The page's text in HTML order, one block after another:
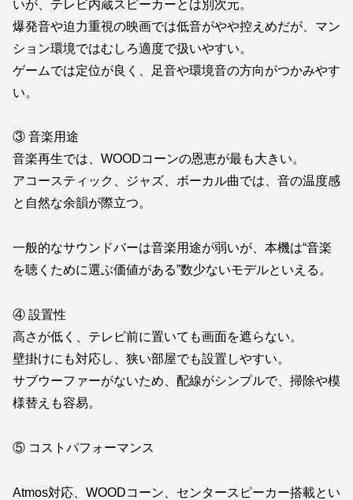
いが、テレビ内蔵スピーカーとは別次元。
爆発音や迫力重視の映画では低音がやや控えめだが、マン
ション環境ではむしろ適度で扱いやすい。
ゲームでは定位が良く、足音や環境音の方向がつかみやす
い。
③ 音楽用途
音楽再生では、WOODコーンの恩恵が最も大きい。
アコースティック、ジャズ、ボーカル曲では、音の温度感
と自然な余韻が際立つ。
一般的なサウンドバーは音楽用途が弱いが、本機は“音楽
を聴くために選ぶ価値がある”数少ないモデルといえる。
④ 設置性
高さが低く、テレビ前に置いても画面を遮らない。
壁掛けにも対応し、狭い部屋でも設置しやすい。
サブウーファーがないため、配線がシンプルで、掃除や模
様替えも容易。
⑤ コストパフォーマンス
Atmos対応、WOODコーン、センタースピーカー搭載とい